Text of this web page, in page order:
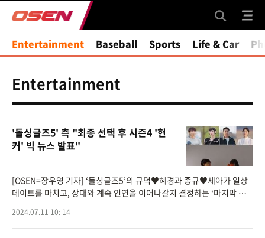
Entertainment Baseball Sports Life & Car
Entertainment
'돌싱글즈5' 측 "최종 선택 후 시즌4 '현
커' 빅 뉴스 발표"
[OSEN=장우영 기자] ‘돌싱글즈5’의 규덕♥혜경과 종규♥세아가 일상
데이트를 마치고, 상대와 계속 인연을 이어나갈지 결정하는 ‘마지막 선
2024.07.11 10: 14